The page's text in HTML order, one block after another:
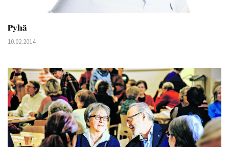
Pyhä
10.02.2014